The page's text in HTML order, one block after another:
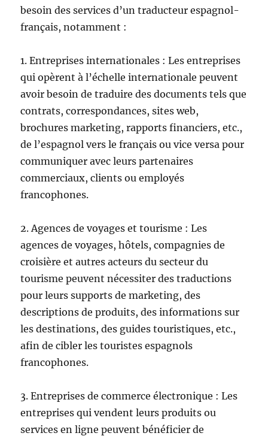
besoin des services d’un traducteur espagnol-
français, notamment :
1. Entreprises internationales : Les entreprises
qui opèrent à l’échelle internationale peuvent
avoir besoin de traduire des documents tels que
contrats, correspondances, sites web,
brochures marketing, rapports financiers, etc.,
de l’espagnol vers le français ou vice versa pour
communiquer avec leurs partenaires
commerciaux, clients ou employés
francophones.
2. Agences de voyages et tourisme : Les
agences de voyages, hôtels, compagnies de
croisière et autres acteurs du secteur du
tourisme peuvent nécessiter des traductions
pour leurs supports de marketing, des
descriptions de produits, des informations sur
les destinations, des guides touristiques, etc.,
afin de cibler les touristes espagnols
francophones.
3. Entreprises de commerce électronique : Les
entreprises qui vendent leurs produits ou
services en ligne peuvent bénéficier de